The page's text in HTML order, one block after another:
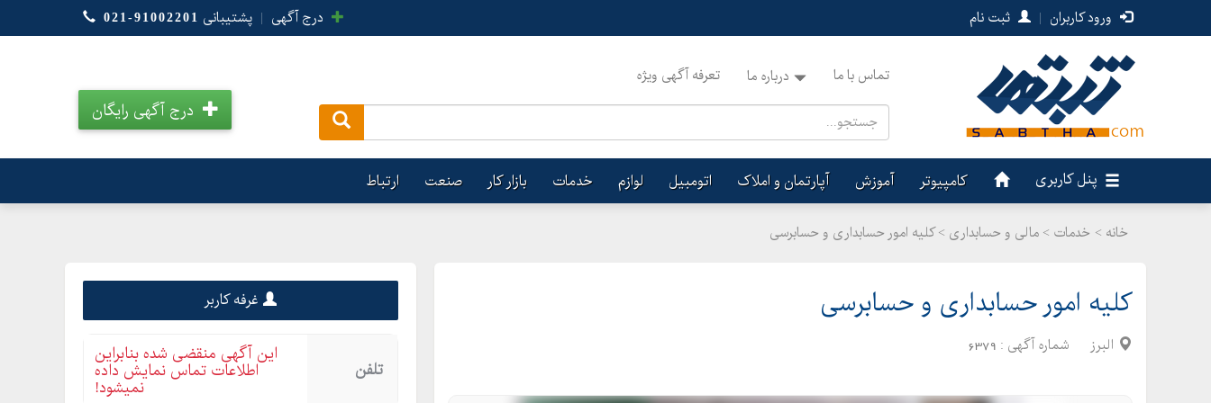
ورود کاربران | ثبت نام درج آگهی | پشتیبانی 021-91002201
تماس با ما درباره ما تعرفه آگهی ویژه
درج آگهی رایگان
پنل کاربری کامپیوتر آموزش آپارتمان و املاک اتومبیل لوازم خدمات بازار کار صنعت ارتباط
خانه > خدمات > مالی و حسابداری > کلیه امور حسابداری و حسابرسی
کلیه امور حسابداری و حسابرسی
البرز شماره آگهی : 6379
غرفه کاربر
تلفن
این آگهی منقضی شده بنابراین
اطلاعات تماس نمایش داده
نمیشود!